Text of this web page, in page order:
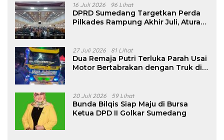
16 Juli 2026 96 Lihat
DPRD Sumedang Targetkan Perda
Pilkades Rampung Akhir Juli, Aturan
27 Juli 2026 81 Lihat
Dua Remaja Putri Terluka Parah Usai
Motor Bertabrakan dengan Truk di
20 Juli 2026 59 Lihat
Bunda Bilqis Siap Maju di Bursa
Ketua DPD II Golkar Sumedang